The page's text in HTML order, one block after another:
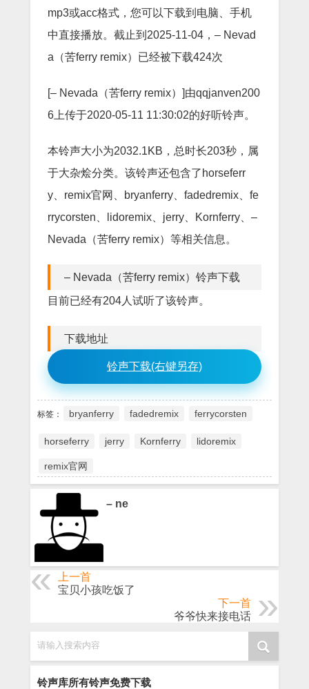
mp3或acc格式，您可以下载到电脑、手机
中直接播放。截止到2025-11-04，– Nevad
a（苦ferry remix）已经被下载424次
[– Nevada（苦ferry remix）]由qqjanven200
6上传于2020-05-11 11:30:02的好听铃声。
本铃声大小为2032.1KB，总时长203秒，属
于大杂烩分类。该铃声还包含了horseferr
y、remix官网、bryanferry、fadedremix、fe
rrycorsten、lidoremix、jerry、Kornferry、–
Nevada（苦ferry remix）等相关信息。
– Nevada（苦ferry remix）铃声下载
目前已经有204人试听了该铃声。
下载地址
铃声下载(右键另存)
标签： bryanferry fadedremix ferrycorsten
horseferry jerry Kornferry lidoremix
remix官网
– ne
上一首
宝贝小孩吃饭了
下一首
爷爷快来接电话
请输入搜索内容
铃声库所有铃声免费下载